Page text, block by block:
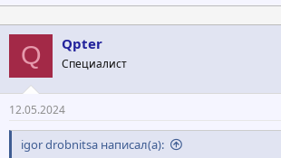
Q Qpter
Специалист
12.05.2024
igor drobnitsa написал(а):